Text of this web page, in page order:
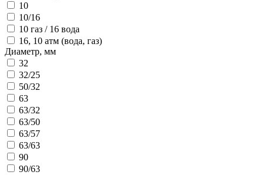
10
10/16
10 газ / 16 вода
16, 10 атм (вода, газ)
Диаметр, мм
32
32/25
50/32
63
63/32
63/50
63/57
63/63
90
90/63